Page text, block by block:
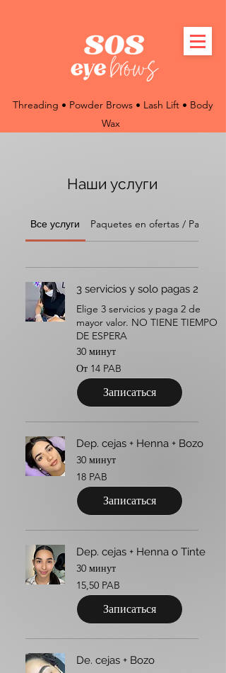
Threading • Powder Brows • Lash Lift • Body
Wax
Наши услуги
Все услуги Paquetes en ofertas / Pack on
3 servicios y solo pagas 2
Elige 3 servicios y paga 2 de
mayor valor. NO TIENE TIEMPO
DE ESPERA
30 минут
От
14
панамских
бальбоа
От 14 PAB
Записаться
Dep. cejas + Henna + Bozo
30 минут
18
панамских
бальбоа
18 PAB
Записаться
Dep. cejas + Henna o Tinte
30 минут
15,50
панамского
бальбоа
15,50 PAB
Записаться
De. cejas + Bozo